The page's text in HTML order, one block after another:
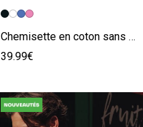
Image précédente
Image suivante
Chemisette en coton sans repassage
39.99€